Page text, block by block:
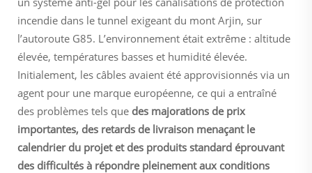
incendie dans le tunnel exigeant du mont Arjin, sur
l’autoroute G85. L’environnement était extrême : altitude
élevée, températures basses et humidité élevée.
Initialement, les câbles avaient été approvisionnés via un
agent pour une marque européenne, ce qui a entraîné
des problèmes tels que des majorations de prix
importantes, des retards de livraison menaçant le
calendrier du projet et des produits standard éprouvant
des difficultés à répondre pleinement aux conditions